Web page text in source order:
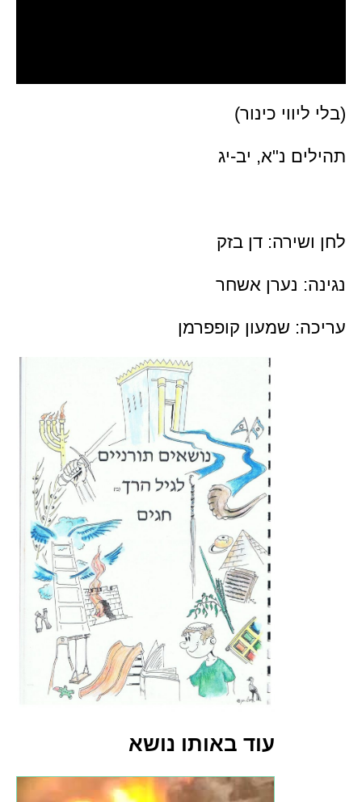
(בלי ליווי כינור)
תהילים נ"א, יב-יג
לחן ושירה: דן בזק
נגינה: נערן אשחר
עריכה: שמעון קופפרמן
עוד באותו נושא